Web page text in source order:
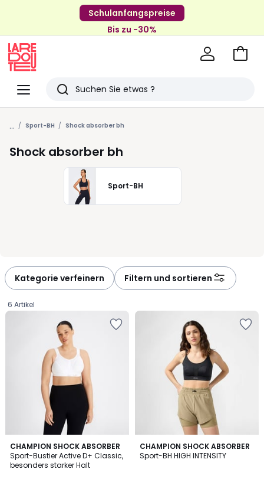
Schulanfangspreise
Bis zu -30%
Menü
Redoute
Suchen
Zuletzt
angesehenen
Artikel
Zum
... Sport-BH Shock absorber bh
Shock absorber bh
Sport-BH
Kategorie verfeinern Filtern und sortieren
6 Artikel
CHAMPION SHOCK ABSORBER
Sport-Bustier Active D+ Classic,
besonders starker Halt
4.7
/ 5
4
Farben
CHAMPION SHOCK ABSORBER
Sport-BH HIGH INTENSITY